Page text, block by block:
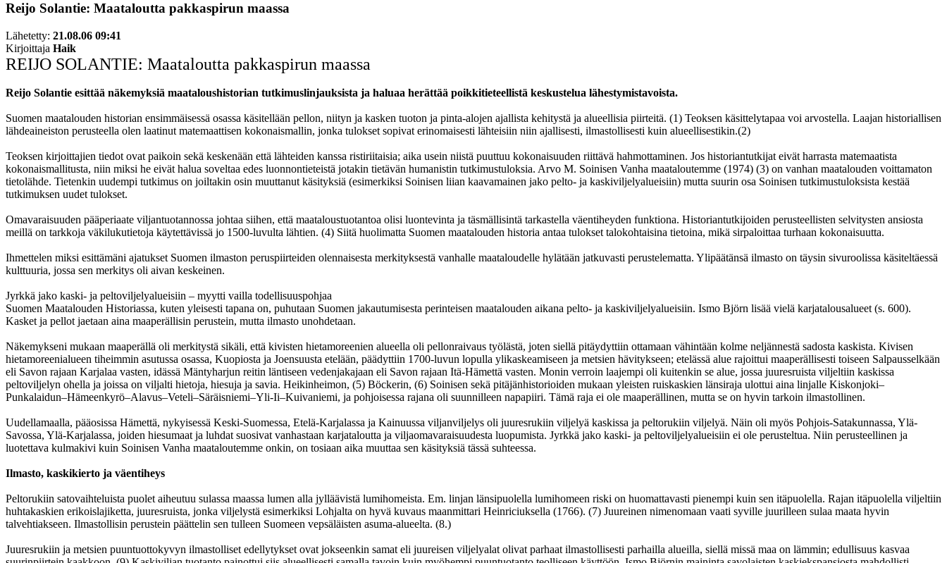
Reijo Solantie: Maataloutta pakkaspirun maassa
Lähetetty: 21.08.06 09:41
Kirjoittaja Haik
REIJO SOLANTIE: Maataloutta pakkaspirun maassa
Reijo Solantie esittää näkemyksiä maataloushistorian tutkimuslinjauksista ja haluaa herättää poikkitieteellistä keskustelua lähestymistavoista.
Suomen maatalouden historian ensimmäisessä osassa käsitellään pellon, niityn ja kasken tuoton ja pinta-alojen ajallista kehitystä ja alueellisia piirteitä. (1) Teoksen käsittelytapaa voi arvostella. Laajan historiallisen
lähdeaineiston perusteella olen laatinut matemaattisen kokonaismallin, jonka tulokset sopivat erinomaisesti lähteisiin niin ajallisesti, ilmastollisesti kuin alueellisestikin.(2)
Teoksen kirjoittajien tiedot ovat paikoin sekä keskenään että lähteiden kanssa ristiriitaisia; aika usein niistä puuttuu kokonaisuuden riittävä hahmottaminen. Jos historiantutkijat eivät harrasta matemaatista
kokonaismallitusta, niin miksi he eivät halua soveltaa edes luonnontieteistä jotakin tietävän humanistin tutkimustuloksia. Arvo M. Soinisen Vanha maataloutemme (1974) (3) on vanhan maatalouden voittamaton
tietolähde. Tietenkin uudempi tutkimus on joiltakin osin muuttanut käsityksiä (esimerkiksi Soinisen liian kaavamainen jako pelto- ja kaskiviljelyalueisiin) mutta suurin osa Soinisen tutkimustuloksista kestää
tutkimuksen uudet tulokset.
Omavaraisuuden pääperiaate viljantuotannossa johtaa siihen, että maataloustuotantoa olisi luontevinta ja täsmällisintä tarkastella väentiheyden funktiona. Historiantutkijoiden perusteellisten selvitysten ansiosta
meillä on tarkkoja väkilukutietoja käytettävissä jo 1500-luvulta lähtien. (4) Siitä huolimatta Suomen maatalouden historia antaa tulokset talokohtaisina tietoina, mikä sirpaloittaa turhaan kokonaisuutta.
Ihmettelen miksi esittämäni ajatukset Suomen ilmaston peruspiirteiden olennaisesta merkityksestä vanhalle maataloudelle hylätään jatkuvasti perustelematta. Ylipäätänsä ilmasto on täysin sivuroolissa käsiteltäessä
kulttuuria, jossa sen merkitys oli aivan keskeinen.
Jyrkkä jako kaski- ja peltoviljelyalueisiin – myytti vailla todellisuuspohjaa
Suomen Maatalouden Historiassa, kuten yleisesti tapana on, puhutaan Suomen jakautumisesta perinteisen maatalouden aikana pelto- ja kaskiviljelyalueisiin. Ismo Björn lisää vielä karjatalousalueet (s. 600).
Kasket ja pellot jaetaan aina maaperällisin perustein, mutta ilmasto unohdetaan.
Näkemykseni mukaan maaperällä oli merkitystä sikäli, että kivisten hietamoreenien alueella oli pellonraivaus työlästä, joten siellä pitäydyttiin ottamaan vähintään kolme neljännestä sadosta kaskista. Kivisen
hietamoreenialueen tiheimmin asutussa osassa, Kuopiosta ja Joensuusta etelään, päädyttiin 1700-luvun lopulla ylikaskeamiseen ja metsien hävitykseen; etelässä alue rajoittui maaperällisesti toiseen Salpausselkään
eli Savon rajaan Karjalaa vasten, idässä Mäntyharjun reitin läntiseen vedenjakajaan eli Savon rajaan Itä-Hämettä vasten. Monin verroin laajempi oli kuitenkin se alue, jossa juuresruista viljeltiin kaskissa
peltoviljelyn ohella ja joissa on viljalti hietoja, hiesuja ja savia. Heikinheimon, (5) Böckerin, (6) Soinisen sekä pitäjänhistorioiden mukaan yleisten ruiskaskien länsiraja ulottui aina linjalle Kiskonjoki–
Punkalaidun–Hämeenkyrö–Alavus–Veteli–Säräisniemi–Yli-Ii–Kuivaniemi, ja pohjoisessa rajana oli suunnilleen napapiiri. Tämä raja ei ole maaperällinen, mutta se on hyvin tarkoin ilmastollinen.
Uudellamaalla, pääosissa Hämettä, nykyisessä Keski-Suomessa, Etelä-Karjalassa ja Kainuussa viljanviljelys oli juuresrukiin viljelyä kaskissa ja peltorukiin viljelyä. Näin oli myös Pohjois-Satakunnassa, Ylä-
Savossa, Ylä-Karjalassa, joiden hiesumaat ja luhdat suosivat vanhastaan karjataloutta ja viljaomavaraisuudesta luopumista. Jyrkkä jako kaski- ja peltoviljelyalueisiin ei ole perusteltua. Niin perusteellinen ja
luotettava kulmakivi kuin Soinisen Vanha maataloutemme onkin, on tosiaan aika muuttaa sen käsityksiä tässä suhteessa.
Ilmasto, kaskikierto ja väentiheys
Peltorukiin satovaihteluista puolet aiheutuu sulassa maassa lumen alla jylläävistä lumihomeista. Em. linjan länsipuolella lumihomeen riski on huomattavasti pienempi kuin sen itäpuolella. Rajan itäpuolella viljeltiin
huhtakaskien erikoislajiketta, juuresruista, jonka viljelystä esimerkiksi Lohjalta on hyvä kuvaus maanmittari Heinriciuksella (1766). (7) Juureinen nimenomaan vaati syville juurilleen sulaa maata hyvin
talvehtiakseen. Ilmastollisin perustein päättelin sen tulleen Suomeen vepsäläisten asuma-alueelta. (8.)
Juuresrukiin ja metsien puuntuottokyvyn ilmastolliset edellytykset ovat jokseenkin samat eli juureisen viljelyalat olivat parhaat ilmastollisesti parhailla alueilla, siellä missä maa on lämmin; edullisuus kasvaa